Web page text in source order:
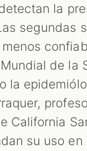
la
segundas
de la
la
California
su uso